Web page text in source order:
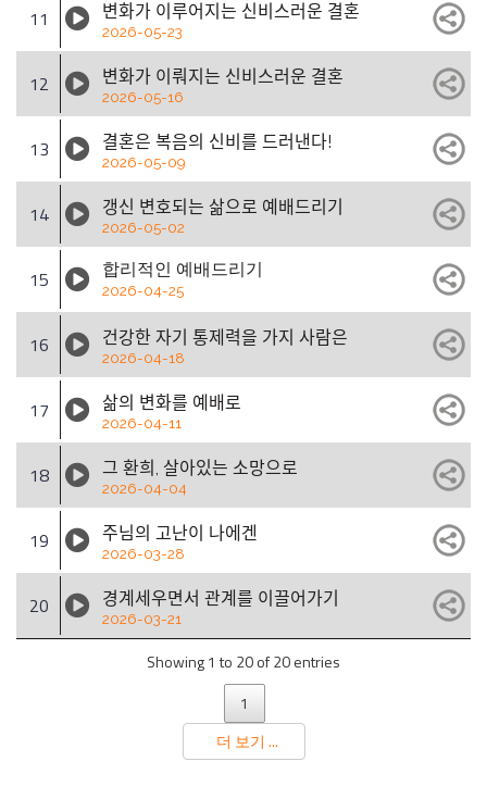
11 변화가 이루어지는 신비스러운 결혼
2026-05-23
12 변화가 이뤄지는 신비스러운 결혼
2026-05-16
13 결혼은 복음의 신비를 드러낸다!
2026-05-09
14 갱신 변호되는 삶으로 예배드리기
2026-05-02
15 합리적인 예배드리기
2026-04-25
16 건강한 자기 통제력을 가지 사람은
2026-04-18
17 삶의 변화를 예배로
2026-04-11
18 그 환희, 살아있는 소망으로
2026-04-04
19 주님의 고난이 나에겐
2026-03-28
20 경계세우면서 관계를 이끌어가기
2026-03-21
Showing 1 to 20 of 20 entries
1
더 보기 ...